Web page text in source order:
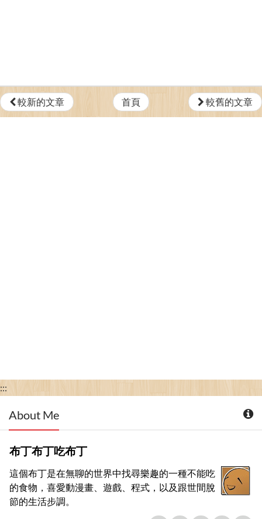
較新的文章 首頁 較舊的文章
:::
About Me
布丁布丁吃布丁
這個布丁是在無聊的世界中找尋樂趣的一種不能吃
的食物，喜愛動漫畫、遊戲、程式，以及跟世間脫
節的生活步調。